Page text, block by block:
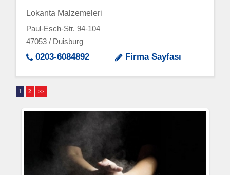
Lokanta Malzemeleri
Paul-Esch-Str. 94-104
47053 / Duisburg
0203-6084892 Firma Sayfası
1 2 >>